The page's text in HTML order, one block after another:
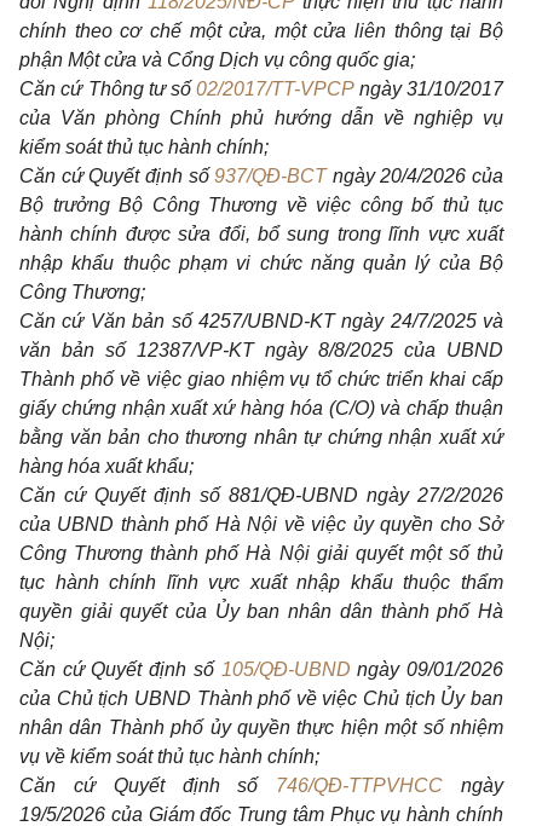
chính theo cơ chế một cửa, một cửa liên thông tại Bộ
phận Một cửa và Cổng Dịch vụ công quốc gia;
Căn cứ Thông tư số02/2017/TT-VPCPngày 31/10/2017
của Văn phòng Chính phủ hướng dẫn về nghiệp vụ
kiểm soát thủ tục hành chính;
Căn cứ Quyết định số937/QĐ-BCTngày 20/4/2026 của
Bộ trưởng Bộ Công Thương về việc công bố thủ tục
hành chính được sửa đổi, bổ sung trong lĩnh vực xuất
nhập khẩu thuộc phạm vi chức năng quản lý của Bộ
Công Thương;
Căn cứ Văn bản số 4257/UBND-KT ngày 24/7/2025 và
văn bản số 12387/VP-KT ngày 8/8/2025 của UBND
Thành phố về việc giao nhiệm vụ tổ chức triển khai cấp
giấy chứng nhận xuất xứ hàng hóa (C/O) và chấp thuận
bằng văn bản cho thương nhân tự chứng nhận xuất xứ
hàng hóa xuất khẩu;
Căn cứ Quyết định số 881/QĐ-UBND ngày 27/2/2026
của UBND thành phố Hà Nội về việc ủy quyền cho Sở
Công Thương thành phố Hà Nội giải quyết một số thủ
tục hành chính lĩnh vực xuất nhập khẩu thuộc thẩm
quyền giải quyết của Ủy ban nhân dân thành phố Hà
Nội;
Căn cứ Quyết định số 105/QĐ-UBND ngày 09/01/2026
của Chủ tịch UBND Thành phố về việc Chủ tịch Ủy ban
nhân dân Thành phố ủy quyền thực hiện một số nhiệm
vụ về kiểm soát thủ tục hành chính;
Căn cứ Quyết định số 746/QĐ-TTPVHCC ngày
19/5/2026 của Giám đốc Trung tâm Phục vụ hành chính